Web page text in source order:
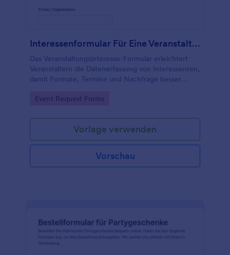
Interessenformular Für Eine Veranstaltung
Das Veranstaltungsinteresse-Formular erleichtert
Veranstaltern die Datenerfassung von Interessenten,
damit Formate, Termine und Nachfrage besser
Formularantwort schnell erfolgen können.
Go to Category:
Event Request Forms
Vorlage verwenden
Vorschau